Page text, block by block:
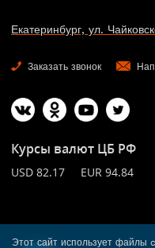
Екатеринбург, ул.
Заказать звонок
Курсы валют ЦБ РФ
USD 82.17 EUR 94.84
Этот сайт использует файлы